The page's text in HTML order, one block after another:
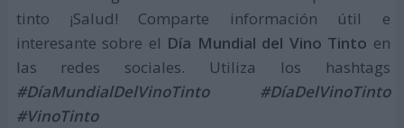
tinto ¡Salud! Comparte información útil e
interesante sobre el Día Mundial del Vino Tinto en
las redes sociales. Utiliza los hashtags
#DíaMundialDelVinoTinto #DíaDelVinoTinto
#VinoTinto